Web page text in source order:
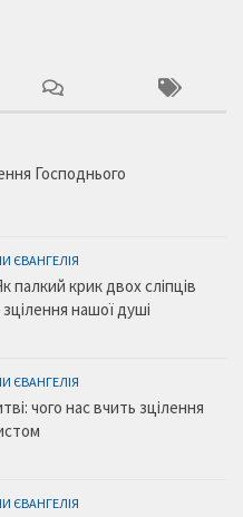
Господнього
ЄВАНГЕЛІЯ
палкий крик двох сліпців
нашої душі
ЄВАНГЕЛІЯ
чого нас вчить зцілення
ЄВАНГЕЛІЯ